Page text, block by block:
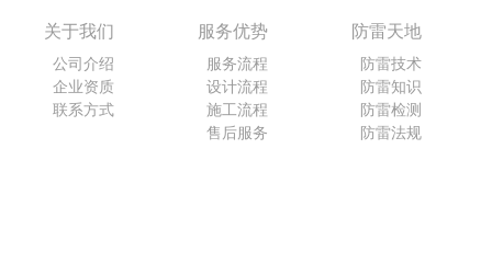
关于我们
公司介绍
企业资质
联系方式
服务优势
服务流程
设计流程
施工流程
售后服务
防雷天地
防雷技术
防雷知识
防雷检测
防雷法规